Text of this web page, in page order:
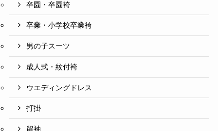
卒園・卒園袴
卒業・小学校卒業袴
男の子スーツ
成人式・紋付袴
ウエディングドレス
打掛
留袖